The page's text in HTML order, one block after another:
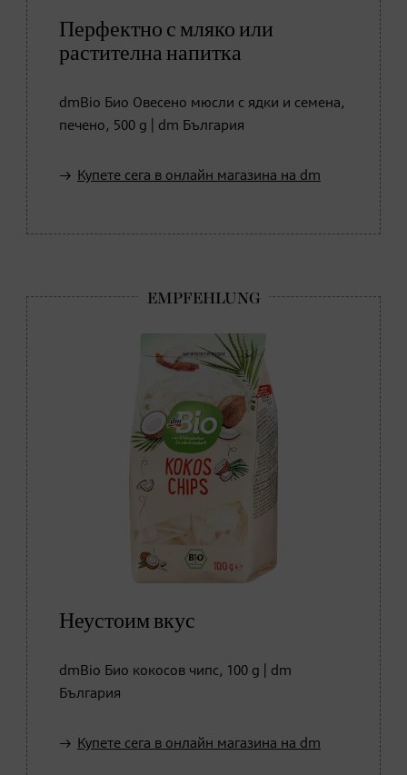
Перфектно с мляко или
растителна напитка
dmBio Био Овесено мюсли с ядки и семена,
печено, 500 g | dm България
Купете сега в онлайн магазина на dm
Неустоим вкус
dmBio Био кокосов чипс, 100 g | dm
България
Купете сега в онлайн магазина на dm